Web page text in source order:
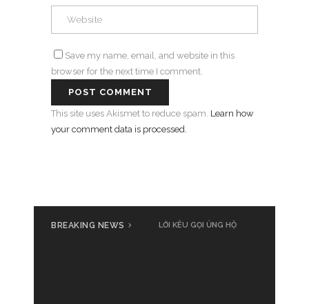
Save my name, email, and website in this
browser for the next time I comment.
This site uses Akismet to reduce spam. Learn how
your comment data is processed.
BREAKING NEWS LỜI KÊU GỌI ỦNG HỘ
Cả nước cùng đồng loạt phát